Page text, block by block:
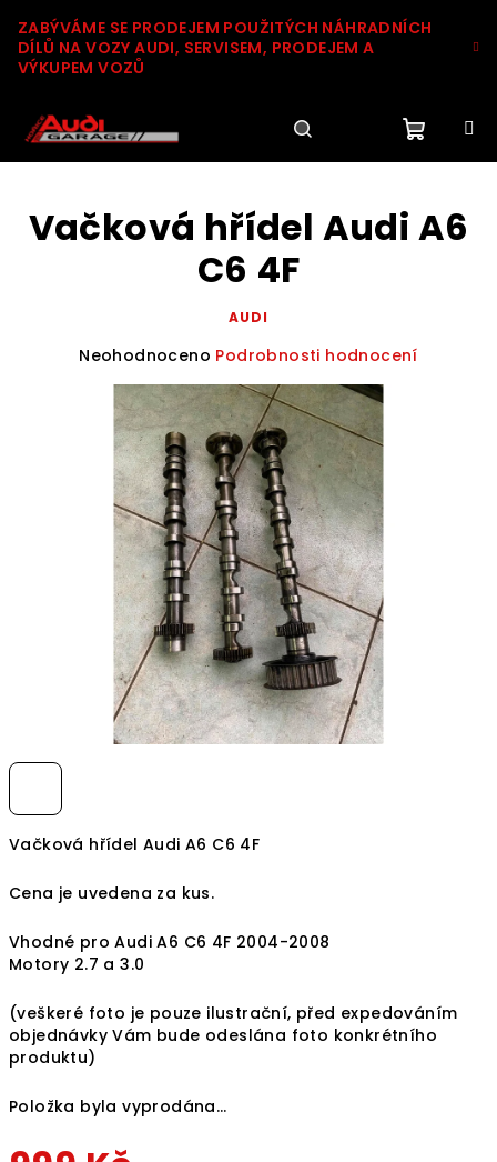
na
obsah
ZABÝVÁME SE PRODEJEM POUŽITÝCH NÁHRADNÍCH
DÍLŮ NA VOZY AUDI, SERVISEM, PRODEJEM A
VÝKUPEM VOZŮ
HledatPřihlášení
košík
Vačková hřídel Audi A6 C6 4F
Cena je uvedena za kus.
Vhodné pro Audi A6 C6 4F 2004-2008
Motory 2.7 a 3.0
(veškeré foto je pouze ilustrační, před expedováním
objednávky Vám bude odeslána foto konkrétního
produktu)
Položka byla vyprodána…
Vačková hřídel Audi A6
C6 4F
AUDI
Průměrné
produktu
hvězdiček.
Neohodnoceno Podrobnosti hodnocení